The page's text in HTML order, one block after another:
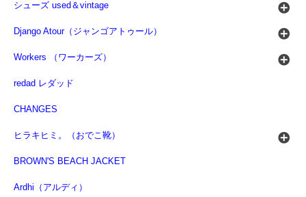
シューズ used＆vintage
Django Atour（ジャンゴアトゥール）
Workers （ワーカーズ）
redad レダッド
CHANGES
ヒラキヒミ。（おでこ靴）
BROWN'S BEACH JACKET
Ardhi（アルディ）